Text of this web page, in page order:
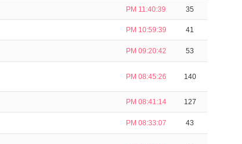
PM 11:40:39 35
PM 10:59:39 41
PM 09:20:42 53
PM 08:45:26 140
PM 08:41:14 127
PM 08:33:07 43